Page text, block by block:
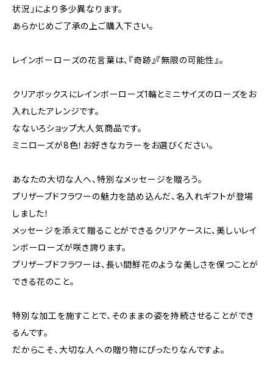
状況」により多少異なります。
あらかじめご了承の上ご購入下さい。
レインボーローズの花言葉は、『奇跡』『無限の可能性』。
クリアボックスにレインボーローズ1輪とミニサイズのローズをお
入れしたアレンジです。
なないろショップ大人気商品です。
ミニローズが8色！お好きなカラーをお選びください。
あなたの大切な人へ、特別なメッセージを贈ろう。
プリザーブドフラワーの魅力を詰め込んだ、名入れギフトが登場
しました！
メッセージを添えて贈ることができるクリアケースに、美しいレイ
ンボーローズが咲き誇ります。
プリザーブドフラワーは、長い間鮮花のような美しさを保つことが
できる花のこと。
特別な加工を施すことで、そのままの姿を持続させることができ
るんです。
だからこそ、大切な人への贈り物にぴったりなんですよ。